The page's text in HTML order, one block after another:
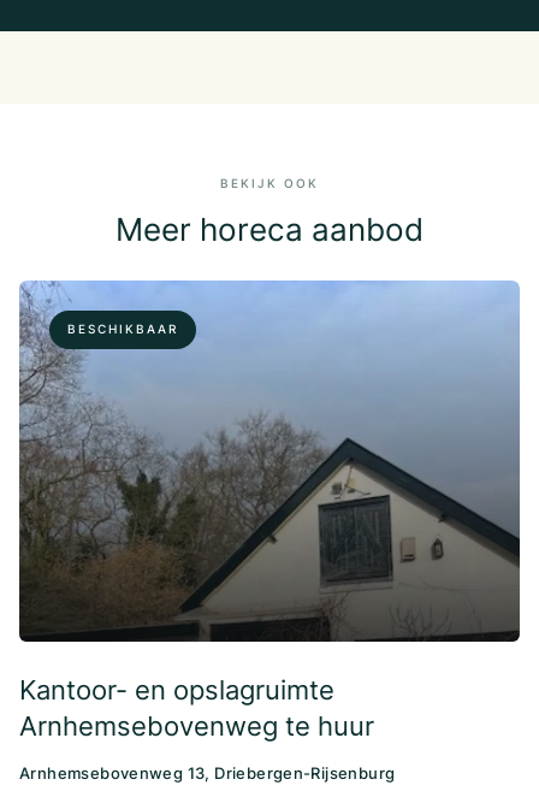
BEKIJK OOK
Meer horeca aanbod
BESCHIKBAAR
Kantoor- en opslagruimte
Arnhemsebovenweg te huur
Arnhemsebovenweg 13, Driebergen-Rijsenburg